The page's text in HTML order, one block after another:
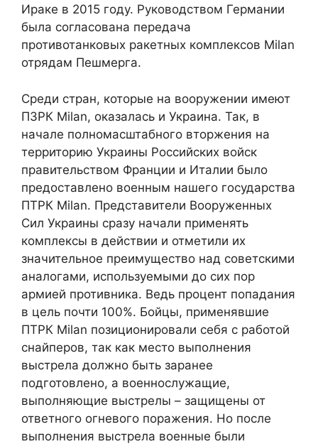
Ираке в 2015 году. Руководством Германии
была согласована передача
противотанковых ракетных комплексов Milan
отрядам Пешмерга.
Среди стран, которые на вооружении имеют
ПЗРК Milan, оказалась и Украина. Так, в
начале полномасштабного вторжения на
территорию Украины Российских войск
правительством Франции и Италии было
предоставлено военным нашего государства
ПТРК Milan. Представители Вооруженных
Сил Украины сразу начали применять
комплексы в действии и отметили их
значительное преимущество над советскими
аналогами, используемыми до сих пор
армией противника. Ведь процент попадания
в цель почти 100%. Бойцы, применявшие
ПТРК Milan позиционировали себя с работой
снайперов, так как место выполнения
выстрела должно быть заранее
подготовлено, а военнослужащие,
выполняющие выстрелы – защищены от
ответного огневого поражения. Но после
выполнения выстрела военные были